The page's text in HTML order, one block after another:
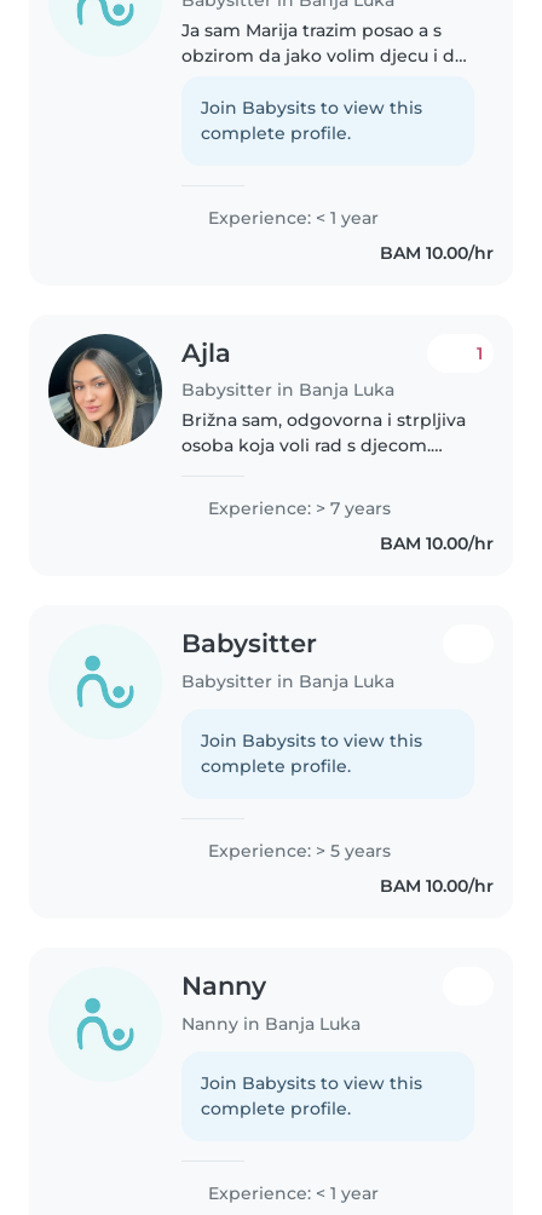
Ja sam Marija trazim posao a s
obzirom da jako volim djecu i da
nacin i imam iskustva željela bi
da budem dadilja i spremna sam
Join Babysits to view this
complete profile.
Experience: < 1 year
BAM 10.00/hr
Ajla
Babysitter in Banja Luka
1
Brižna sam, odgovorna i strpljiva
osoba koja voli rad s djecom.
trudim se da djeca uz mene
budu sigurna, opuštena i
nasmijana. Volim igru, kreativne
Experience: > 7 years
BAM 10.00/hr
Babysitter
Babysitter in Banja Luka
Join Babysits to view this
complete profile.
Experience: > 5 years
BAM 10.00/hr
Nanny
Nanny in Banja Luka
Join Babysits to view this
complete profile.
Experience: < 1 year